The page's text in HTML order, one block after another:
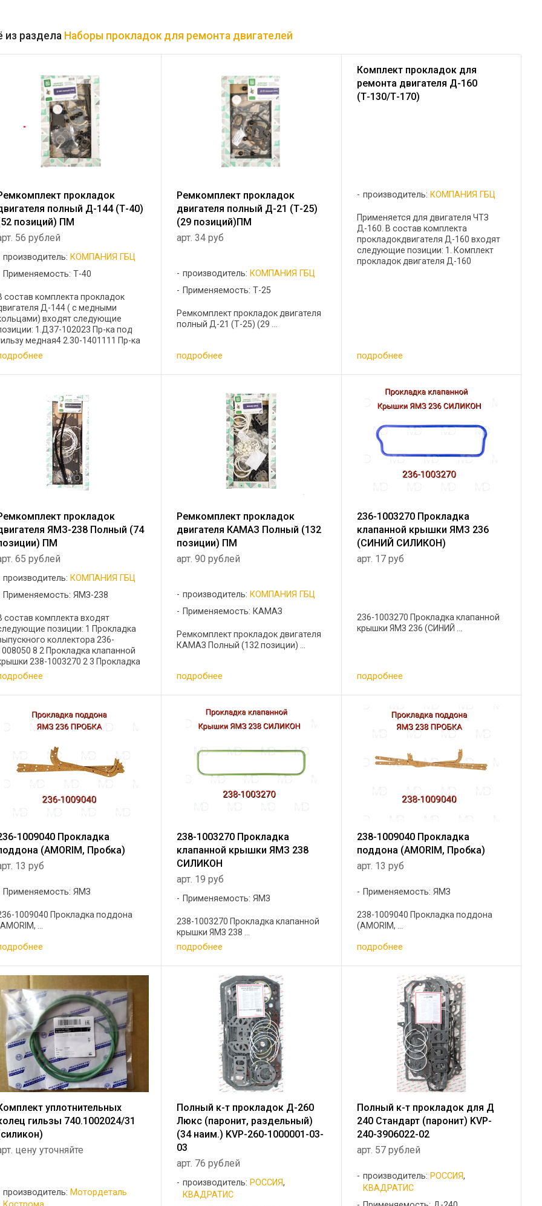
из раздела Наборы прокладок для ремонта двигателей
прокладок
полный Д-144 (Т-40)
позиций) ПМ
56 рублей
производитель: КОМПАНИЯ ГБЦ
Применяемость: Т-40
состав комплекта прокладок
Д-144 ( с медными
входят следующие
1.Д37-102023 Пр-ка под
медная4 2.30-1401111 Пр-ка
картера1 3.Д37-1007420 П-
клапанной крышки4 4.Д37-
Б-Рпр-ка впускного
Ремкомплект прокладок
двигателя полный Д-21 (Т-25)
(29 позиций)ПМ
арт. 34 руб
производитель: КОМПАНИЯ ГБЦ
Применяемость: Т-25
Ремкомплект прокладок двигателя
полный Д-21 (Т-25) (29 ...
подробнее
Комплект прокладок для
ремонта двигателя Д-160
(Т-130/Т-170)
производитель: КОМПАНИЯ ГБЦ
Применяется для двигателя ЧТЗ
Д-160. В состав комплекта
прокладокдвигателя Д-160 входят
следующие позиции: 1. Комплект
прокладок двигателя Д-160
подробнее
прокладок
ЯМЗ-238 Полный (74
ПМ
65 рублей
производитель: КОМПАНИЯ ГБЦ
Применяемость: ЯМЗ-238
состав комплекта входят
позиции: 1 Прокладка
коллектора 236-
8 2 Прокладка клапанной
238-1003270 2 3 Прокладка
238-1009040 1 4 Прокладка
приемной трубы глушителя
1203020 2 5 Прокладка ГБЦ ...
Ремкомплект прокладок
двигателя КАМАЗ Полный (132
позиции) ПМ
арт. 90 рублей
производитель: КОМПАНИЯ ГБЦ
Применяемость: КАМАЗ
Ремкомплект прокладок двигателя
КАМАЗ Полный (132 позиции) ...
подробнее
236-1003270 Прокладка
клапанной крышки ЯМЗ 236
(СИНИЙ СИЛИКОН)
арт. 17 руб
236-1003270 Прокладка клапанной
крышки ЯМЗ 236 (СИНИЙ ...
подробнее
1009040 Прокладка
(AMORIM, Пробка)
13 руб
Применяемость: ЯМЗ
1009040 Прокладка поддона
...
238-1003270 Прокладка
клапанной крышки ЯМЗ 238
СИЛИКОН
арт. 19 руб
Применяемость: ЯМЗ
238-1003270 Прокладка клапанной
крышки ЯМЗ 238 ...
подробнее
238-1009040 Прокладка
поддона (AMORIM, Пробка)
арт. 13 руб
Применяемость: ЯМЗ
238-1009040 Прокладка поддона
(AMORIM, ...
подробнее
уплотнительных
гильзы 740.1002024/31
цену уточняйте
производитель: Мотордеталь
Полный к-т прокладок Д-260
Люкс (паронит, раздельный)
(34 наим.) KVP-260-1000001-03-
03
арт. 76 рублей
производитель: РОССИЯ,
КВАДРАТИС
Полный к-т прокладок для Д
240 Стандарт (паронит) KVP-
240-3906022-02
арт. 57 рублей
производитель: РОССИЯ,
КВАДРАТИС